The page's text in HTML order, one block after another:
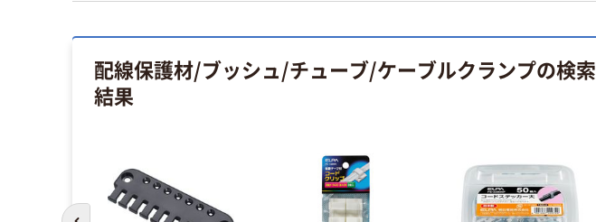
配線保護材/ブッシュ/チューブ/ケーブルクランプの検索
結果